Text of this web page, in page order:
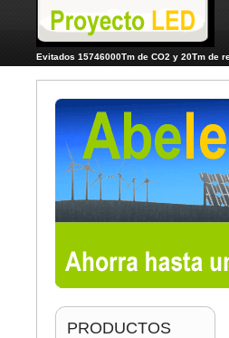
Evitados 15746000Tm de CO2 y 20Tm de
PRODUCTOS